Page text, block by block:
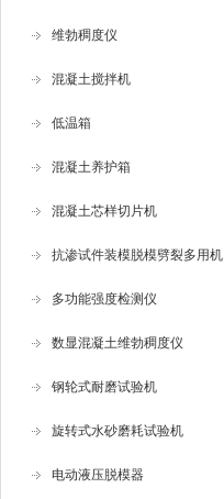
维勃稠度仪
混凝土搅拌机
低温箱
混凝土养护箱
混凝土芯样切片机
抗渗试件装模脱模劈裂多用机
多功能强度检测仪
数显混凝土维勃稠度仪
钢轮式耐磨试验机
旋转式水砂磨耗试验机
电动液压脱模器